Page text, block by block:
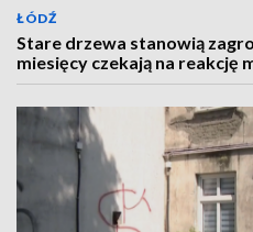
ŁÓDŹ
Stare drzewa stanowią
miesięcy czekają na reakcję